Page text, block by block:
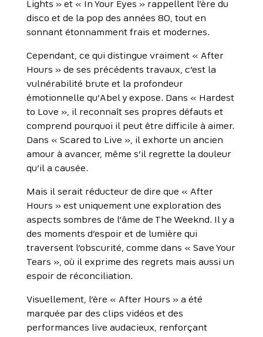
Lights » et « In Your Eyes » rappellent l’ère du
disco et de la pop des années 80, tout en
sonnant étonnamment frais et modernes.
Cependant, ce qui distingue vraiment « After
Hours » de ses précédents travaux, c’est la
vulnérabilité brute et la profondeur
émotionnelle qu’Abel y expose. Dans « Hardest
to Love », il reconnaît ses propres défauts et
comprend pourquoi il peut être difficile à aimer.
Dans « Scared to Live », il exhorte un ancien
amour à avancer, même s’il regrette la douleur
qu’il a causée.
Mais il serait réducteur de dire que « After
Hours » est uniquement une exploration des
aspects sombres de l’âme de The Weeknd. Il y a
des moments d’espoir et de lumière qui
traversent l’obscurité, comme dans « Save Your
Tears », où il exprime des regrets mais aussi un
espoir de réconciliation.
Visuellement, l’ère « After Hours » a été
marquée par des clips vidéos et des
performances live audacieux, renforçant